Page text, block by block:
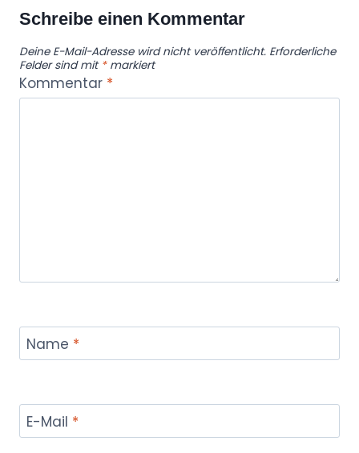
Schreibe einen Kommentar
Deine E-Mail-Adresse wird nicht veröffentlicht. Erforderliche
Felder sind mit *markiert
Kommentar *
Name *
E-Mail *